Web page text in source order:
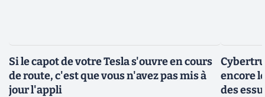
Si le capot de votre Tesla s'ouvre en cours
de route, c'est que vous n'avez pas mis à
jour l'appli
encore
des